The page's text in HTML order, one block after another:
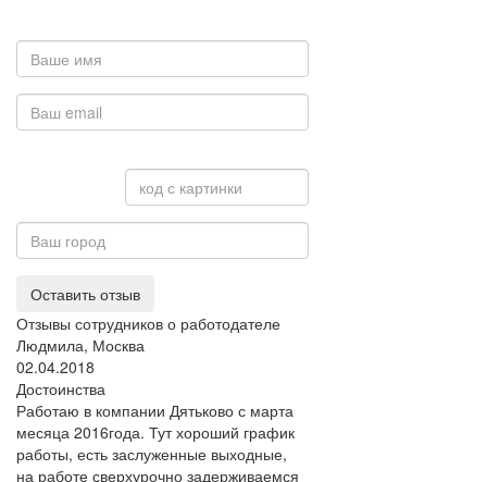
Оставить отзыв
Отзывы сотрудников о работодателе
Людмила, Москва
02.04.2018
Достоинства
Работаю в компании Дятьково с марта
месяца 2016года. Тут хороший график
работы, есть заслуженные выходные,
на работе сверхурочно задерживаемся